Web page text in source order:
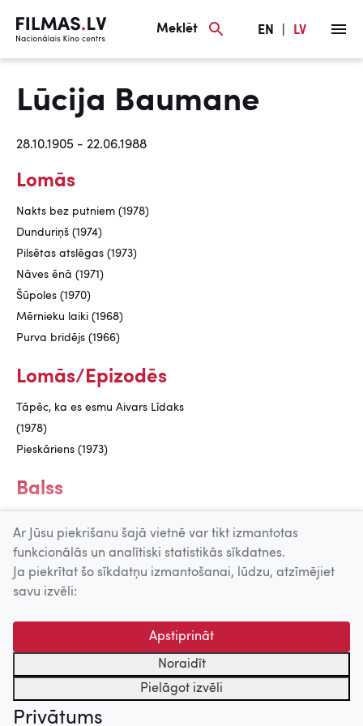
Meklēt EN LV
Lūcija Baumane
28.10.1905 - 22.06.1988
Lomās
Nakts bez putniem (1978)
Dunduriņš (1974)
Pilsētas atslēgas (1973)
Nāves ēnā (1971)
Šūpoles (1970)
Mērnieku laiki (1968)
Purva bridējs (1966)
Lomās/Epizodēs
Tāpēc, ka es esmu Aivars Līdaks
(1978)
Pieskāriens (1973)
Balss
Uz augšu
© 2026 Nacionālais Kino centrs, Kultūras informācijas sistēmu
centrs. Sadarbības partneris: Latvijas Valsts
kinofotofonodokumentu arhīvs.
Ar Jūsu piekrišanu šajā vietnē var tikt izmantotas
funkcionālās un analītiski statistikās sīkdatnes.
Ja piekrītat šo sīkdatņu izmantošanai, lūdzu, atzīmējiet
savu izvēli:
Apstiprināt
Noraidīt
Pielāgot izvēli
Privātums